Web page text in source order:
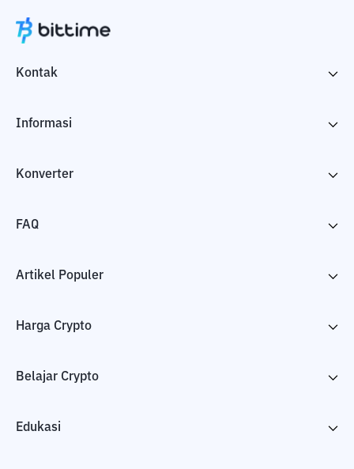
Kontak
Informasi
Konverter
FAQ
Artikel Populer
Harga Crypto
Belajar Crypto
Edukasi